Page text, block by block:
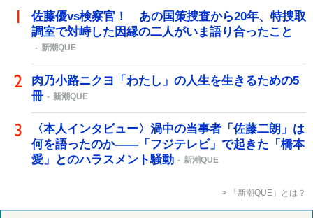
佐藤優vs検察官！ あの国策捜査から20年、特捜取
調室で対峙した因縁の二人がいま語り合ったこと
新潮QUE
肉乃小路ニクヨ「わたし」の人生を生きるための5
冊
新潮QUE
〈本人インタビュー〉渦中の当事者「佐藤二朗」は
何を語ったのか――「フジテレビ」で起きた「橋本
愛」とのハラスメント騒動
新潮QUE
「新潮QUE」とは？